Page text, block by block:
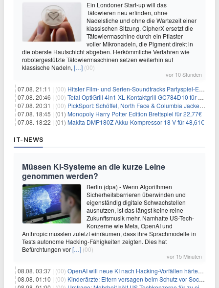
Ein Londoner Start-up will das
Tätowieren neu erfinden, ohne
Nadelstiche und ohne die Wartezeit einer
klassischen Sitzung. CipherX ersetzt die
Tätowiermaschine durch ein Pflaster
voller Mikronadeln, die Pigment direkt in
die oberste Hautschicht abgeben. Herkömmliche Verfahren wie
robotergestützte Tätowiermaschinen setzen weiterhin auf
klassische Nadeln, […] (00)
vor 10 Stunden
07.08. 21:11 | (00) Hitster Film- und Serien-Soundtracks Partyspiel-Erweiterung für 6,99€
07.08. 20:46 | (00) Tefal OptiGrill 4in1 XL Kontaktgrill GC784D10 für 239,99€
07.08. 20:31 | (00) PickSport: Schöffel, North Face & Columbia Jacken ab 39,60€
07.08. 18:45 | (01) Monopoly Harry Potter Edition Brettspiel für 22,77€
07.08. 18:22 | (01) Makita DMP180Z Akku-Kompressor 18 V für 48,61€
IT-NEWS
Müssen KI-Systeme an die kurze Leine
genommen werden?
Berlin (dpa) - Wenn Algorithmen
Sicherheitsbarrieren überwinden und
eigenständig digitale Schwachstellen
ausnutzen, ist das längst keine reine
Zukunftsmusik mehr. Namhafte US-Tech-
Konzerne wie Meta, OpenAI und
Anthropic mussten zuletzt einräumen, dass ihre Sprachmodelle in
Tests autonome Hacking-Fähigkeiten zeigten. Dies hat
Befürchtungen vor[…] (00)
vor 15 Minuten
08.08. 03:37 | (00) OpenAI will neue KI nach Hacking-Vorfällen härter überwachen
08.08. 01:10 | (00) Kinderärzte: Eltern versagen beim Schutz vor Social Media